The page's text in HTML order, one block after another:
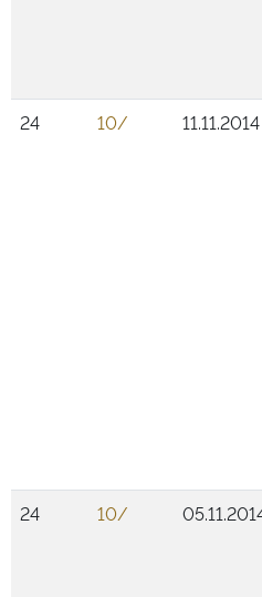
24
10/ 11.11.2014
24
10/